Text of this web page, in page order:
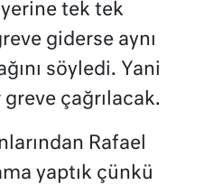
yerine tek tek
giderse aynı
söyledi. Yani
çağrılacak.
Rafael
yaptık çünkü